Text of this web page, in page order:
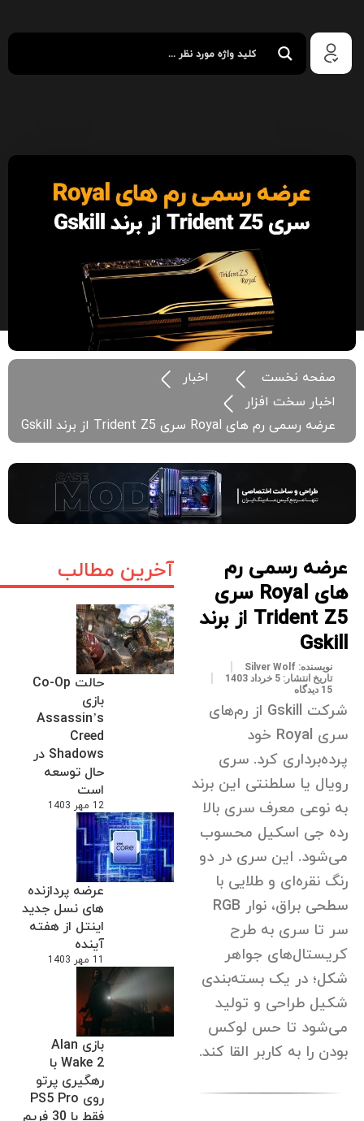
صفحه نخست
اخبار
اخبار سخت افزار
عرضه رسمی رم های Royal سری Trident Z5 از برند Gskill
آخرین مطالب
حالت Co-Op
بازی
Assassin’s
Creed
Shadows در
حال توسعه
است
12 مهر 1403
عرضه پردازنده
های نسل جدید
اینتل از هفته
آینده
11 مهر 1403
بازی Alan
Wake 2 با
رهگیری پرتو
روی PS5 Pro
فقط با 30 فریم
عرضه رسمی رم
های Royal سری
Trident Z5 از برند
Gskill
نویسنده: Silver Wolf
تاریخ انتشار: 5 خرداد 1403
15 دیدگاه
شرکت Gskill از رم‌های
سری Royal خود
پرده‌برداری کرد. سری
رویال یا سلطنتی این برند
به نوعی معرف سری بالا
رده جی اسکیل محسوب
می‌شود. این سری در دو
رنگ نقره‌ای و طلایی با
سطحی براق، نوار RGB
سر تا سری به طرح
کریستال‌های جواهر
شکل؛ در یک بسته‌بندی
شکیل طراحی و تولید
می‌شود تا حس لوکس
بودن را به کاربر القا کند.